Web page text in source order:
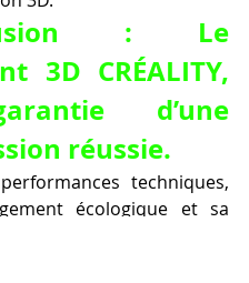
: Le
3D CRÉALITY,
d’une
réussie.
techniques,
écologique et sa